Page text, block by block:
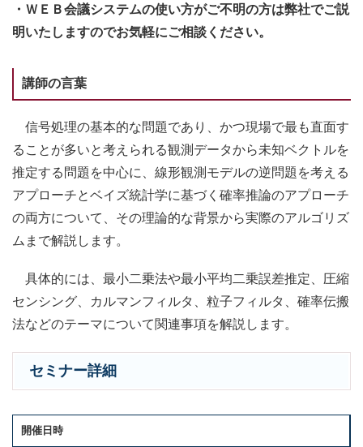
・ＷＥＢ会議システムの使い方がご不明の方は弊社でご説
明いたしますのでお気軽にご相談ください。
講師の言葉
信号処理の基本的な問題であり、かつ現場で最も直面す
ることが多いと考えられる観測データから未知ベクトルを
推定する問題を中心に、線形観測モデルの逆問題を考える
アプローチとベイズ統計学に基づく確率推論のアプローチ
の両方について、その理論的な背景から実際のアルゴリズ
ムまで解説します。
具体的には、最小二乗法や最小平均二乗誤差推定、圧縮
センシング、カルマンフィルタ、粒子フィルタ、確率伝搬
法などのテーマについて関連事項を解説します。
セミナー詳細
開催日時